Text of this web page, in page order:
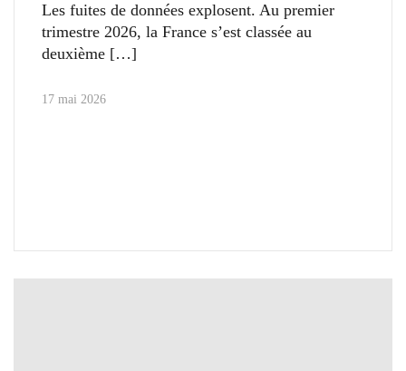
Les fuites de données explosent. Au premier
trimestre 2026, la France s’est classée au
deuxième
17 mai 2026